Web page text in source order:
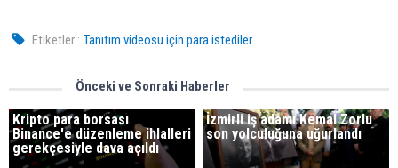
Etiketler : Tanıtım videosu için para istediler
Önceki ve Sonraki Haberler
Kripto para borsası
Binance'e düzenleme ihlalleri
gerekçesiyle dava açıldı
İzmirli iş adamı Kemal Zorlu
son yolculuğuna uğurlandı